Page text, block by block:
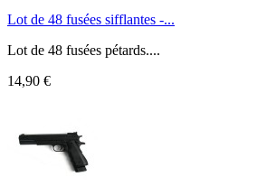
Lot de 48 fusées sifflantes -...
Lot de 48 fusées pétards....
14,90 €